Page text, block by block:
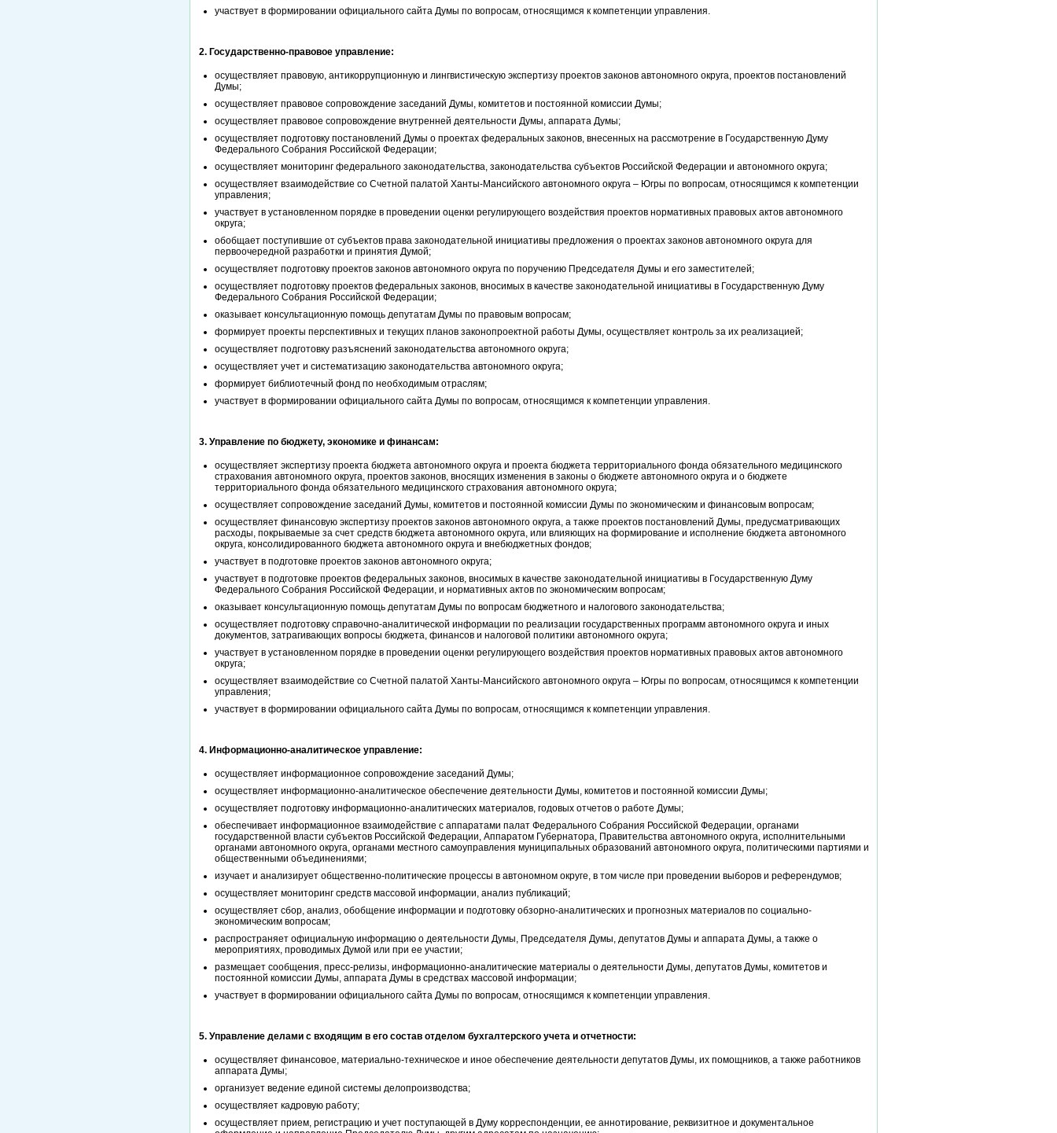
участвует в формировании официального сайта Думы по вопросам, относящимся к компетенции управления.
2. Государственно-правовое управление:
осуществляет правовую, антикоррупционную и лингвистическую экспертизу проектов законов автономного округа, проектов постановлений
Думы;
осуществляет правовое сопровождение заседаний Думы, комитетов и постоянной комиссии Думы;
осуществляет правовое сопровождение внутренней деятельности Думы, аппарата Думы;
осуществляет подготовку постановлений Думы о проектах федеральных законов, внесенных на рассмотрение в Государственную Думу
Федерального Собрания Российской Федерации;
осуществляет мониторинг федерального законодательства, законодательства субъектов Российской Федерации и автономного округа;
осуществляет взаимодействие со Счетной палатой Ханты-Мансийского автономного округа – Югры по вопросам, относящимся к компетенции
управления;
участвует в установленном порядке в проведении оценки регулирующего воздействия проектов нормативных правовых актов автономного
округа;
обобщает поступившие от субъектов права законодательной инициативы предложения о проектах законов автономного округа для
первоочередной разработки и принятия Думой;
осуществляет подготовку проектов законов автономного округа по поручению Председателя Думы и его заместителей;
осуществляет подготовку проектов федеральных законов, вносимых в качестве законодательной инициативы в Государственную Думу
Федерального Собрания Российской Федерации;
оказывает консультационную помощь депутатам Думы по правовым вопросам;
формирует проекты перспективных и текущих планов законопроектной работы Думы, осуществляет контроль за их реализацией;
осуществляет подготовку разъяснений законодательства автономного округа;
осуществляет учет и систематизацию законодательства автономного округа;
формирует библиотечный фонд по необходимым отраслям;
участвует в формировании официального сайта Думы по вопросам, относящимся к компетенции управления.
3. Управление по бюджету, экономике и финансам:
осуществляет экспертизу проекта бюджета автономного округа и проекта бюджета территориального фонда обязательного медицинского
страхования автономного округа, проектов законов, вносящих изменения в законы о бюджете автономного округа и о бюджете
территориального фонда обязательного медицинского страхования автономного округа;
осуществляет сопровождение заседаний Думы, комитетов и постоянной комиссии Думы по экономическим и финансовым вопросам;
осуществляет финансовую экспертизу проектов законов автономного округа, а также проектов постановлений Думы, предусматривающих
расходы, покрываемые за счет средств бюджета автономного округа, или влияющих на формирование и исполнение бюджета автономного
округа, консолидированного бюджета автономного округа и внебюджетных фондов;
участвует в подготовке проектов законов автономного округа;
участвует в подготовке проектов федеральных законов, вносимых в качестве законодательной инициативы в Государственную Думу
Федерального Собрания Российской Федерации, и нормативных актов по экономическим вопросам;
оказывает консультационную помощь депутатам Думы по вопросам бюджетного и налогового законодательства;
осуществляет подготовку справочно-аналитической информации по реализации государственных программ автономного округа и иных
документов, затрагивающих вопросы бюджета, финансов и налоговой политики автономного округа;
участвует в установленном порядке в проведении оценки регулирующего воздействия проектов нормативных правовых актов автономного
округа;
осуществляет взаимодействие со Счетной палатой Ханты-Мансийского автономного округа – Югры по вопросам, относящимся к компетенции
управления;
участвует в формировании официального сайта Думы по вопросам, относящимся к компетенции управления.
4. Информационно-аналитическое управление:
осуществляет информационное сопровождение заседаний Думы;
осуществляет информационно-аналитическое обеспечение деятельности Думы, комитетов и постоянной комиссии Думы;
осуществляет подготовку информационно-аналитических материалов, годовых отчетов о работе Думы;
обеспечивает информационное взаимодействие с аппаратами палат Федерального Собрания Российской Федерации, органами
государственной власти субъектов Российской Федерации, Аппаратом Губернатора, Правительства автономного округа, исполнительными
органами автономного округа, органами местного самоуправления муниципальных образований автономного округа, политическими партиями и
общественными объединениями;
изучает и анализирует общественно-политические процессы в автономном округе, в том числе при проведении выборов и референдумов;
осуществляет мониторинг средств массовой информации, анализ публикаций;
осуществляет сбор, анализ, обобщение информации и подготовку обзорно-аналитических и прогнозных материалов по социально-
экономическим вопросам;
распространяет официальную информацию о деятельности Думы, Председателя Думы, депутатов Думы и аппарата Думы, а также о
мероприятиях, проводимых Думой или при ее участии;
размещает сообщения, пресс-релизы, информационно-аналитические материалы о деятельности Думы, депутатов Думы, комитетов и
постоянной комиссии Думы, аппарата Думы в средствах массовой информации;
участвует в формировании официального сайта Думы по вопросам, относящимся к компетенции управления.
5. Управление делами с входящим в его состав отделом бухгалтерского учета и отчетности:
осуществляет финансовое, материально-техническое и иное обеспечение деятельности депутатов Думы, их помощников, а также работников
аппарата Думы;
организует ведение единой системы делопроизводства;
осуществляет кадровую работу;
осуществляет прием, регистрацию и учет поступающей в Думу корреспонденции, ее аннотирование, реквизитное и документальное